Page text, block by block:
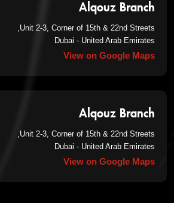
Alqouz Branch
Unit 2-3, Corner of 15th & 22nd Streets,
Dubai - United Arab Emirates
View on Google Maps
Alqouz Branch
Unit 2-3, Corner of 15th & 22nd Streets,
Dubai - United Arab Emirates
View on Google Maps